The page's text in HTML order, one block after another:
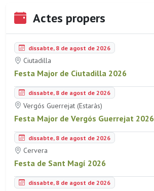
Actes propers
dissabte, 8 de agost de 2026
Ciutadilla
Festa Major de Ciutadilla 2026
dissabte, 8 de agost de 2026
Vergós Guerrejat (Estaràs)
Festa Major de Vergós Guerrejat 2026
dissabte, 8 de agost de 2026
Cervera
Festa de Sant Magí 2026
dissabte, 8 de agost de 2026